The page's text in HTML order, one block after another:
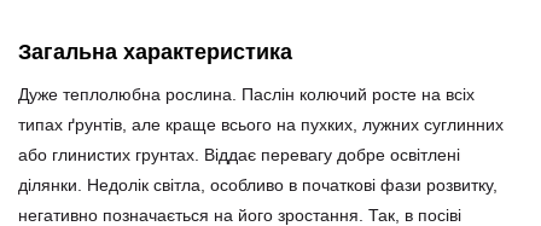
Загальна характеристика
Дуже теплолюбна рослина. Паслін колючий росте на всіх
типах ґрунтів, але краще всього на пухких, лужних суглинних
або глинистих грунтах. Віддає перевагу добре освітлені
ділянки. Недолік світла, особливо в початкові фази розвитку,
негативно позначається на його зростання. Так, в посіві